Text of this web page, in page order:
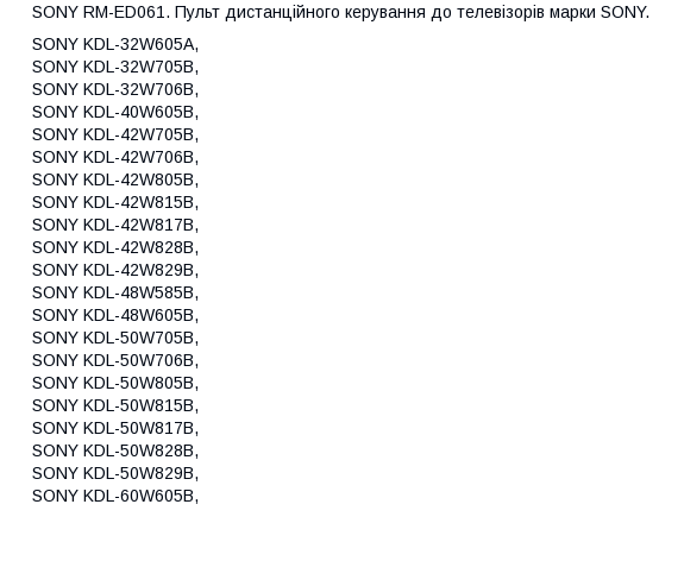
SONY RM-ED061. Пульт дистанційного керування до телевізорів марки SONY.
SONY KDL-32W605A,
SONY KDL-32W705B,
SONY KDL-32W706B,
SONY KDL-40W605B,
SONY KDL-42W705B,
SONY KDL-42W706B,
SONY KDL-42W805B,
SONY KDL-42W815B,
SONY KDL-42W817B,
SONY KDL-42W828B,
SONY KDL-42W829B,
SONY KDL-48W585B,
SONY KDL-48W605B,
SONY KDL-50W705B,
SONY KDL-50W706B,
SONY KDL-50W805B,
SONY KDL-50W815B,
SONY KDL-50W817B,
SONY KDL-50W828B,
SONY KDL-50W829B,
SONY KDL-60W605B,